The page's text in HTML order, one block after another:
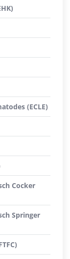
(ECLE)
Cocker
Springer